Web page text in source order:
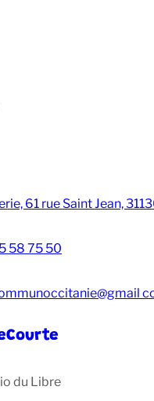
61 rue Saint Jean,
58 75 50
du Libre